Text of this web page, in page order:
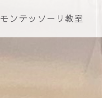
モンテッソーリ教室